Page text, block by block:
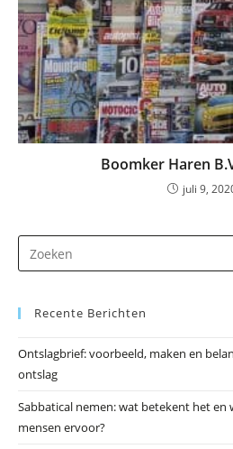
Boomker Haren
juli 9,
Recente Berichten
Ontslagbrief: voorbeeld, maken en
ontslag
Sabbatical nemen: wat betekent het en
mensen ervoor?